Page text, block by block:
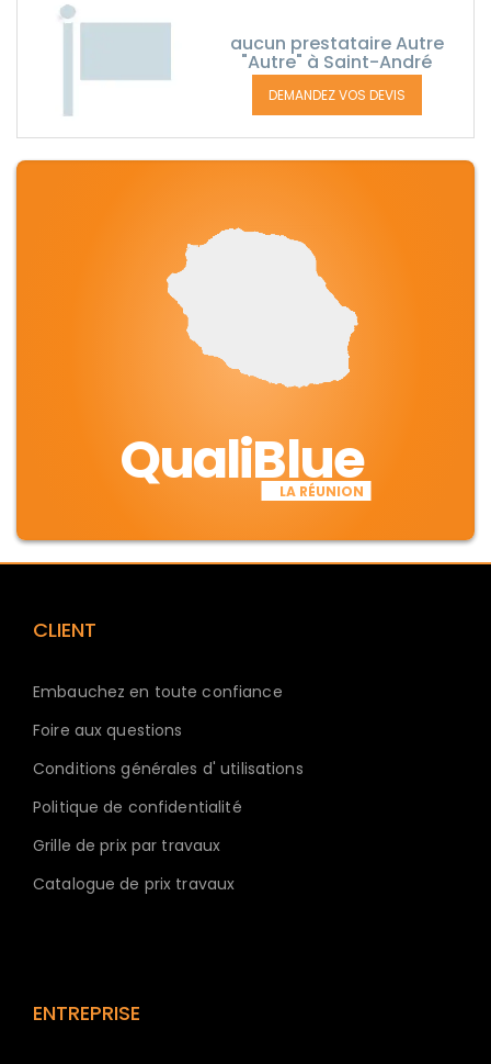
aucun prestataire Autre
"Autre" à Saint-André
DEMANDEZ VOS DEVIS
QualiBlue
LA RÉUNION
CLIENT
Embauchez en toute confiance
Foire aux questions
Conditions générales d' utilisations
Politique de confidentialité
Grille de prix par travaux
Catalogue de prix travaux
ENTREPRISE